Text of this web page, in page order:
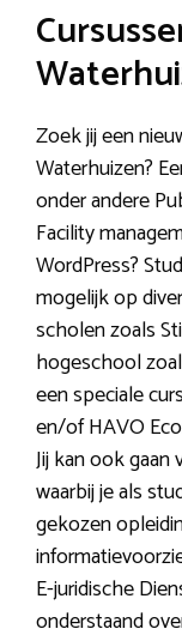
Zoek jij een
Waterhuizen?
onder andere
Facility
WordPress?
mogelijk op
scholen zoals
hogeschool
een speciale
en/of HAVO
Jij kan ook
waarbij je als
gekozen
E-juridische
onderstaand